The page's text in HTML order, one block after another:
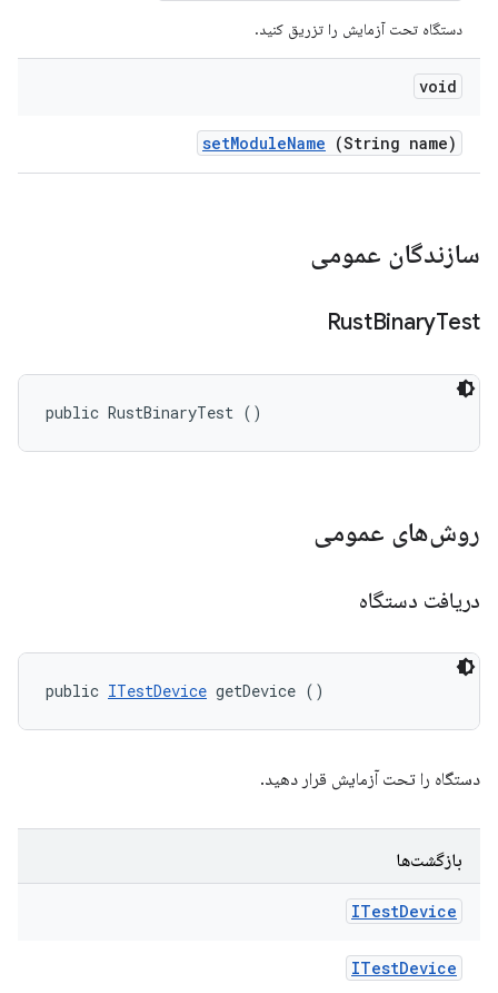
دستگاه تحت آزمایش را تزریق کنید.
void
setModuleName (String name)
سازندگان عمومی
RustBinaryTest
public RustBinaryTest ()
روش‌های عمومی
دریافت دستگاه
public ITestDevice getDevice ()
دستگاه را تحت آزمایش قرار دهید.
بازگشت‌ها
ITestDevice
ITestDevice